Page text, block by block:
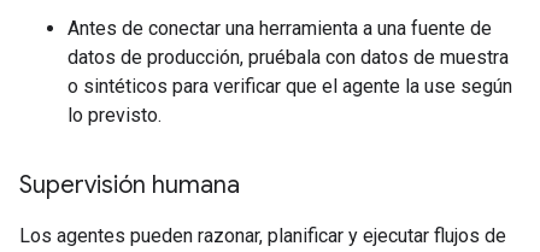
Antes de conectar una herramienta a una fuente de
datos de producción, pruébala con datos de muestra
o sintéticos para verificar que el agente la use según
lo previsto.
Supervisión humana
Los agentes pueden razonar, planificar y ejecutar flujos de